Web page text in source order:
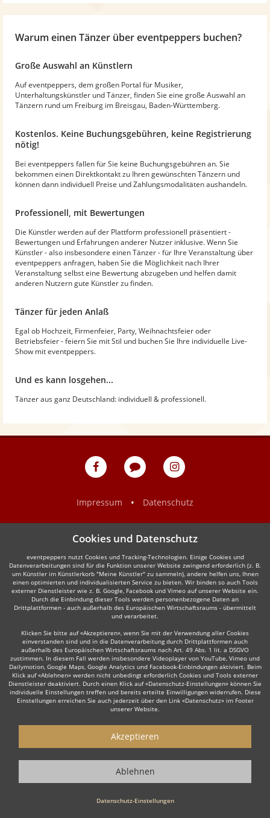
Warum einen Tänzer über eventpeppers buchen?
Große Auswahl an Künstlern
Auf eventpeppers, dem großen Portal für Musiker,
Unterhaltungskünstler und Tänzer, finden Sie eine große Auswahl an
Tänzern rund um Freiburg im Breisgau, Baden-Württemberg.
Kostenlos. Keine Buchungsgebühren, keine Registrierung
nötig!
Bei eventpeppers fallen für Sie keine Buchungsgebühren an. Sie
bekommen einen Direktkontakt zu Ihren gewünschten Tänzern und
können dann individuell Preise und Zahlungsmodalitäten aushandeln.
Professionell, mit Bewertungen
Die Künstler werden auf der Plattform professionell präsentiert -
Bewertungen und Erfahrungen anderer Nutzer inklusive. Wenn Sie
Künstler - also insbesondere einen Tänzer - für Ihre Veranstaltung über
eventpeppers anfragen, haben Sie die Möglichkeit nach Ihrer
Veranstaltung selbst eine Bewertung abzugeben und helfen damit
anderen Nutzern gute Künstler zu finden.
Tänzer für jeden Anlaß
Egal ob Hochzeit, Firmenfeier, Party, Weihnachtsfeier oder
Betriebsfeier - feiern Sie mit Stil und buchen Sie Ihre individuelle Live-
Show mit eventpeppers.
Und es kann losgehen...
Tänzer aus ganz Deutschland: individuell & professionell.
eventpeppers
Blog
eventpeppers
Impressum
• Datenschutz
Show
Mehr
NACH OBEN
© 2010-2026 eventpeppers UG (haftungsbeschränkt) & Co. KG - Alle Rechte
Cookies und Datenschutz
eventpeppers nutzt Cookies und Tracking-Technologien. Einige Cookies und
Datenverarbeitungen sind für die Funktion unserer Website zwingend erforderlich (z. B.
um Künstler im Künstlerkorb "Meine Künstler" zu sammeln), andere helfen uns, Ihnen
einen optimierten und individualisierten Service zu bieten. Wir binden so auch Tools
externer Dienstleister wie z. B. Google, Facebook und Vimeo auf unserer Website ein.
Durch die Einbindung dieser Tools werden personenbezogene Daten an
Drittplattformen - auch außerhalb des Europäischen Wirtschaftsraums - übermittelt
und verarbeitet.
Klicken Sie bitte auf «Akzeptieren», wenn Sie mit der Verwendung aller Cookies
einverstanden sind und in die Datenverarbeitung durch Drittplattformen auch
außerhalb des Europäischen Wirtschaftsraums nach Art. 49 Abs. 1 lit. a DSGVO
zustimmen. In diesem Fall werden insbesondere Videoplayer von YouTube, Vimeo und
Dailymotion, Google Maps, Google Analytics und Facebook-Einbindungen aktiviert. Beim
Klick auf «Ablehnen» werden nicht unbedingt erforderlich Cookies und Tools externer
Dienstleister deaktiviert. Durch einen Klick auf «Datenschutz-Einstellungen» können Sie
individuelle Einstellungen treffen und bereits erteilte Einwilligungen widerrufen. Diese
Einstellungen erreichen Sie auch jederzeit über den Link «Datenschutz» im Footer
unserer Website.
Datenschutz-Einstellungen
Akzeptieren
Ablehnen